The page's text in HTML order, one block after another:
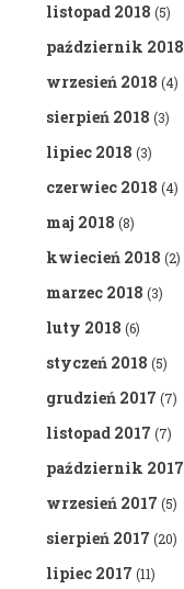
listopad 2018 (5)
październik 2018
wrzesień 2018 (4)
sierpień 2018 (3)
lipiec 2018 (3)
czerwiec 2018 (4)
maj 2018 (8)
kwiecień 2018 (2)
marzec 2018 (3)
luty 2018 (6)
styczeń 2018 (5)
grudzień 2017 (7)
listopad 2017 (7)
październik 2017
wrzesień 2017 (5)
sierpień 2017 (20)
lipiec 2017 (11)